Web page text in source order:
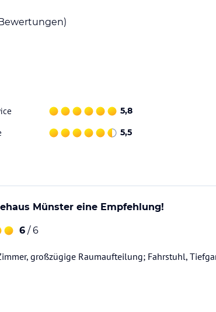
der Hauptbahnhof Münster. Die Umgebung
A43 ist ebenfalls in der Nähe, was
Gästen zur Verfügung.
5,8
5,5
Münster eine Empfehlung!
6 / 6
großzügige Raumaufteilung; Fahrstuhl,